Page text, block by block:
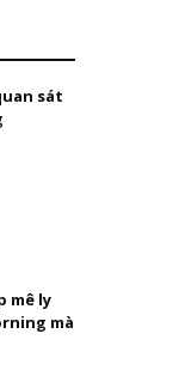
sát
mê ly
mà